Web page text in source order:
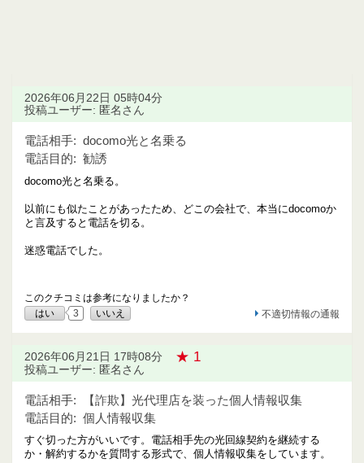
2026年06月22日 05時04分
投稿ユーザー: 匿名さん
電話相手: docomo光と名乗る
電話目的: 勧誘
docomo光と名乗る。
以前にも似たことがあったため、どこの会社で、本当にdocomoか
と言及すると電話を切る。
迷惑電話でした。
このクチコミは参考になりましたか？
はい
3 いいえ 不適切情報の通報
2026年06月21日 17時08分 ★ 1
投稿ユーザー: 匿名さん
電話相手:
【詐欺】光代理店を装った個人情報収集
電話目的: 個人情報収集
すぐ切った方がいいです。電話相手先の光回線契約を継続する
か・解約するかを質問する形式で、個人情報収集をしています。